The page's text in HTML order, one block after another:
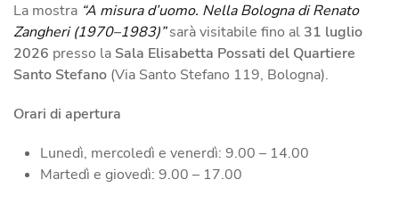
La mostra “A misura d’uomo. Nella Bologna di Renato
Zangheri (1970–1983)”sarà visitabile fino al 31 luglio
2026 presso la Sala Elisabetta Possati del Quartiere
Santo Stefano (Via Santo Stefano 119, Bologna).
Orari di apertura
Lunedì, mercoledì e venerdì: 9.00 – 14.00
Martedì e giovedì: 9.00 – 17.00